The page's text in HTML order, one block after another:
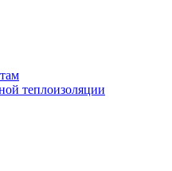
теплоизоляции